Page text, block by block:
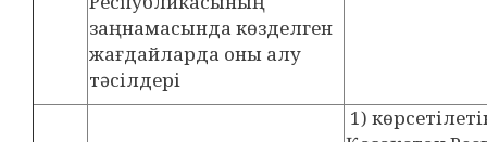
заңнамасында көзделген
жағдайларда оны алу
тәсілдері
1)